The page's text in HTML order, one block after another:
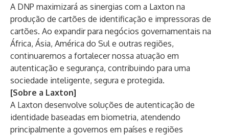
A DNP maximizará as sinergias com a Laxton na
produção de cartões de identificação e impressoras de
cartões. Ao expandir para negócios governamentais na
África, Ásia, América do Sul e outras regiões,
continuaremos a fortalecer nossa atuação em
autenticação e segurança, contribuindo para uma
sociedade inteligente, segura e protegida.
[Sobre a Laxton]
A Laxton desenvolve soluções de autenticação de
identidade baseadas em biometria, atendendo
principalmente a governos em países e regiões